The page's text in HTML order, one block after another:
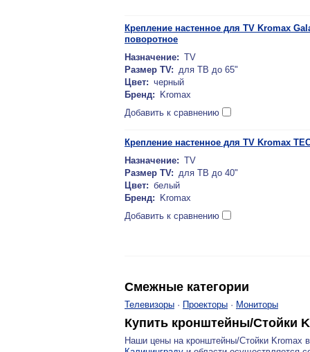
Крепление настенное для TV Kromax
поворотное
Назначение: TV
Размер TV: для ТВ до 65"
Цвет: черный
Бренд:
Kromax
Добавить к сравнению
Крепление настенное для TV Kromax
Назначение: TV
Размер TV: для ТВ до 40"
Цвет: белый
Бренд:
Kromax
Добавить к сравнению
Смежные категории
Телевизоры · Проекторы · Мониторы
Купить кронштейны/Стойки
Наши цены на кронштейны/Стойки Kromax